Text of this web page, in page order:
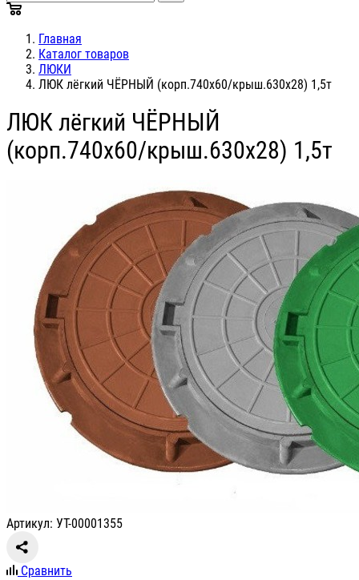
Главная
Каталог товаров
ЛЮКИ
ЛЮК лёгкий ЧЁРНЫЙ (корп.740х60/крыш.630х28) 1,5т
ЛЮК лёгкий ЧЁРНЫЙ
(корп.740х60/крыш.630х28) 1,5т
Артикул: УТ-00001355
Сравнить